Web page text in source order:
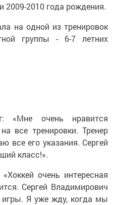
2009-2010 года рождения.
на одной из тренировок
группы - 6-7 летних
«Мне очень нравится
все тренировки. Тренер
все его указания. Сергей
класс!».
очень интересная
Сергей Владимирович
игры. Я уже жду, когда мы